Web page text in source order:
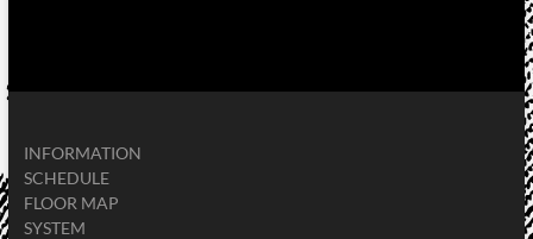
INFORMATION
SCHEDULE
FLOOR MAP
SYSTEM